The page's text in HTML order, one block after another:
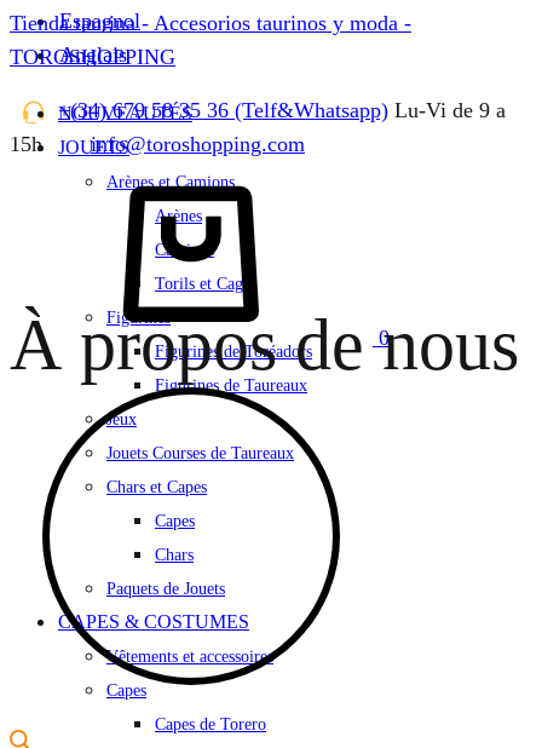
Espagnol
Anglais
+(34) 679 58 35 36 (Telf&Whatsapp) Lu-Vi de 9 a
15h
info@toroshopping.com
Tienda taurina - Accesorios taurinos y moda -
TOROSHOPPING
NOUVEAUTÉS
JOUETS
Arènes et Camions
Arènes
Camions
Torils et Cages
Figurines
Figurines de Toréadors
Figurines de Taureaux
Jeux
Jouets Courses de Taureaux
Chars et Capes
Capes
Chars
Paquets de Jouets
CAPES & COSTUMES
Vêtements et accessoires
Capes
Capes de Torero
0
À propos de nous